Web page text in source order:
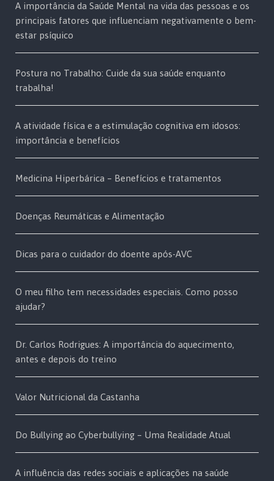
A importância da Saúde Mental na vida das pessoas e os
principais fatores que influenciam negativamente o bem-
estar psíquico
Postura no Trabalho: Cuide da sua saúde enquanto
trabalha!
A atividade física e a estimulação cognitiva em idosos:
importância e benefícios
Medicina Hiperbárica – Benefícios e tratamentos
Doenças Reumáticas e Alimentação
Dicas para o cuidador do doente após-AVC
O meu filho tem necessidades especiais. Como posso
ajudar?
Dr. Carlos Rodrigues: A importância do aquecimento,
antes e depois do treino
Valor Nutricional da Castanha
Do Bullying ao Cyberbullying – Uma Realidade Atual
A influência das redes sociais e aplicações na saúde